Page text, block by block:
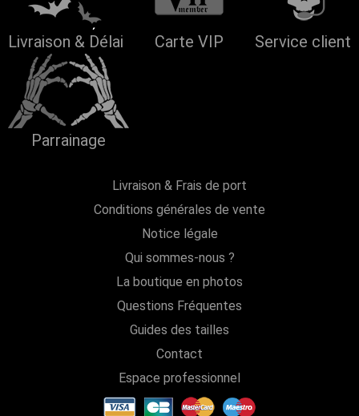
Livraison & Délai Carte VIP Service client
Parrainage
Livraison & Frais de port
Conditions générales de vente
Notice légale
Qui sommes-nous ?
La boutique en photos
Questions Fréquentes
Guides des tailles
Contact
Espace professionnel